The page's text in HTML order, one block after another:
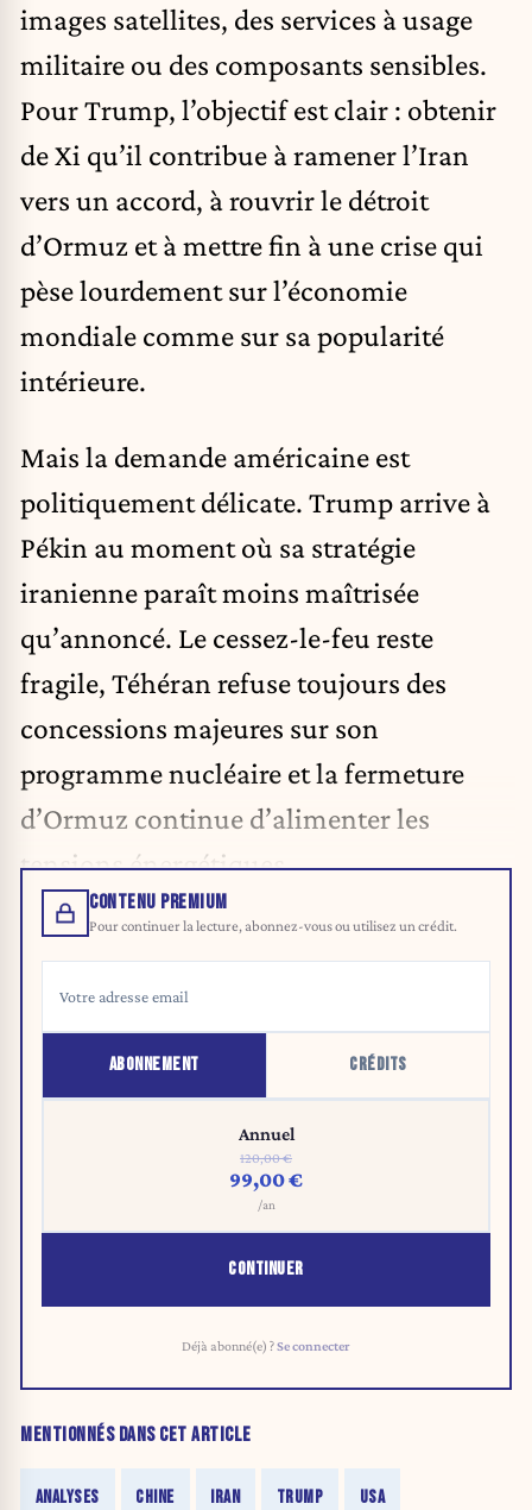
images satellites, des services à usage
militaire ou des composants sensibles.
Pour Trump, l’objectif est clair : obtenir
de Xi qu’il contribue à ramener l’Iran
vers un accord, à rouvrir le détroit
d’Ormuz et à mettre fin à une crise qui
pèse lourdement sur l’économie
mondiale comme sur sa popularité
intérieure.
Mais la demande américaine est
politiquement délicate. Trump arrive à
Pékin au moment où sa stratégie
iranienne paraît moins maîtrisée
qu’annoncé. Le cessez-le-feu reste
fragile, Téhéran refuse toujours des
concessions majeures sur son
programme nucléaire et la fermeture
d’Ormuz continue d’alimenter les
tensions énergétiques.
CONTENU PREMIUM
Pour continuer la lecture, abonnez-vous ou utilisez un crédit.
ABONNEMENT CRÉDITS
Annuel
120,00 €
99,00 €
/an
CONTINUER
Déjà abonné(e) ?Se connecter
MENTIONNÉS DANS CET ARTICLE
ANALYSES CHINE IRAN TRUMP USA